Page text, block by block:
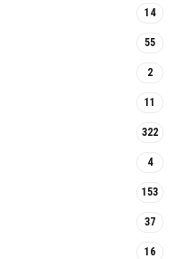
14
55
2
11
322
4
153
37
16